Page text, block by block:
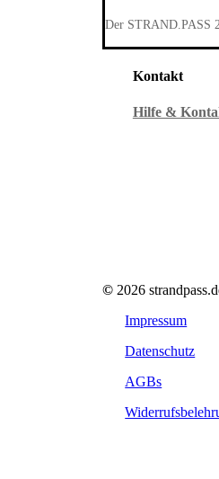
Der STRAND.PASS
Kontakt
Hilfe &
© 2026
Impressum
Datenschutz
AGBs